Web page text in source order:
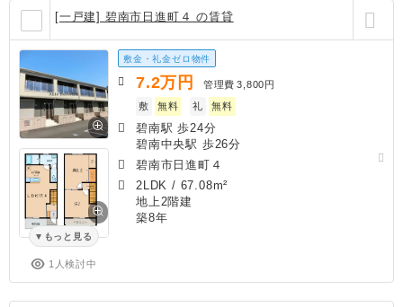
[一戸建] 碧南市日進町４ の賃貸
もっと見る
1人検討中
敷金・礼金ゼロ物件
7.2万円 管理費 3,800円
敷
無料 礼 無料
碧南駅 歩24分
碧南中央駅 歩26分
碧南市日進町４
2LDK / 67.08m²
地上2階建
築8年